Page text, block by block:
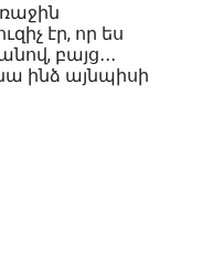
էր, որ ես
բայց․․․
ինձ այնպիսի